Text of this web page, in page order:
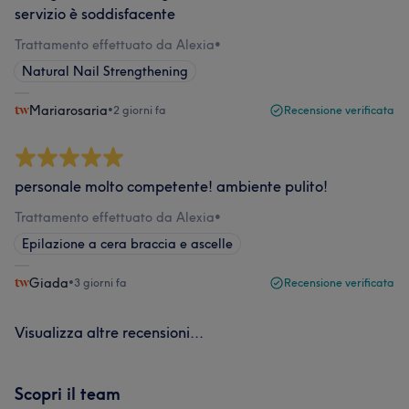
servizio è soddisfacente
Trattamento effettuato da Alexia•
Natural Nail Strengthening
Mariarosaria•2 giorni fa Recensione verificata
personale molto competente! ambiente pulito!
Trattamento effettuato da Alexia•
Epilazione a cera braccia e ascelle
Giada•3 giorni fa Recensione verificata
Visualizza altre recensioni...
Scopri il team